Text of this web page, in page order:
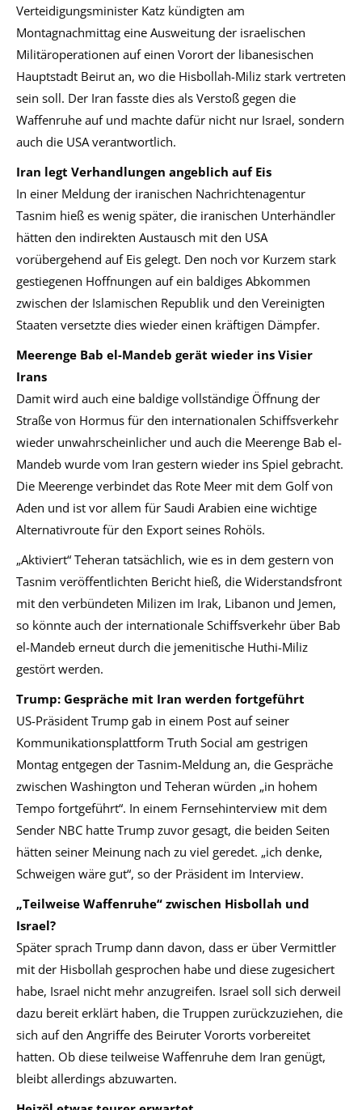
Verteidigungsminister Katz kündigten am
Montagnachmittag eine Ausweitung der israelischen
Militäroperationen auf einen Vorort der libanesischen
Hauptstadt Beirut an, wo die Hisbollah-Miliz stark vertreten
sein soll. Der Iran fasste dies als Verstoß gegen die
Waffenruhe auf und machte dafür nicht nur Israel, sondern
auch die USA verantwortlich.
Iran legt Verhandlungen angeblich auf Eis
In einer Meldung der iranischen Nachrichtenagentur
Tasnim hieß es wenig später, die iranischen Unterhändler
hätten den indirekten Austausch mit den USA
vorübergehend auf Eis gelegt. Den noch vor Kurzem stark
gestiegenen Hoffnungen auf ein baldiges Abkommen
zwischen der Islamischen Republik und den Vereinigten
Staaten versetzte dies wieder einen kräftigen Dämpfer.
Meerenge Bab el-Mandeb gerät wieder ins Visier
Irans
Damit wird auch eine baldige vollständige Öffnung der
Straße von Hormus für den internationalen Schiffsverkehr
wieder unwahrscheinlicher und auch die Meerenge Bab el-
Mandeb wurde vom Iran gestern wieder ins Spiel gebracht.
Die Meerenge verbindet das Rote Meer mit dem Golf von
Aden und ist vor allem für Saudi Arabien eine wichtige
Alternativroute für den Export seines Rohöls.
„Aktiviert“ Teheran tatsächlich, wie es in dem gestern von
Tasnim veröffentlichten Bericht hieß, die Widerstandsfront
mit den verbündeten Milizen im Irak, Libanon und Jemen,
so könnte auch der internationale Schiffsverkehr über Bab
el-Mandeb erneut durch die jemenitische Huthi-Miliz
gestört werden.
Trump: Gespräche mit Iran werden fortgeführt
US-Präsident Trump gab in einem Post auf seiner
Kommunikationsplattform Truth Social am gestrigen
Montag entgegen der Tasnim-Meldung an, die Gespräche
zwischen Washington und Teheran würden „in hohem
Tempo fortgeführt“. In einem Fernsehinterview mit dem
Sender NBC hatte Trump zuvor gesagt, die beiden Seiten
hätten seiner Meinung nach zu viel geredet. „ich denke,
Schweigen wäre gut“, so der Präsident im Interview.
„Teilweise Waffenruhe“ zwischen Hisbollah und
Israel?
Später sprach Trump dann davon, dass er über Vermittler
mit der Hisbollah gesprochen habe und diese zugesichert
habe, Israel nicht mehr anzugreifen. Israel soll sich derweil
dazu bereit erklärt haben, die Truppen zurückzuziehen, die
sich auf den Angriffe des Beiruter Vororts vorbereitet
hatten. Ob diese teilweise Waffenruhe dem Iran genügt,
bleibt allerdings abzuwarten.